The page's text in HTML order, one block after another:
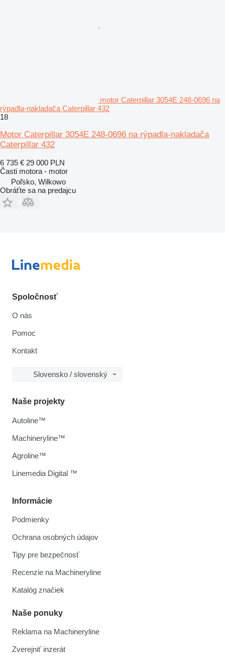
motor Caterpillar 3054E 248-0696 na
rýpadla-nakladača Caterpillar 432
18
Motor Caterpillar 3054E 248-0696 na rýpadla-nakladača
Caterpillar 432
6 735 € 29 000 PLN
Časti motora - motor
Poľsko, Wilkowo
Obráťte sa na predajcu
Spoločnosť
O nás
Pomoc
Kontakt
Slovensko / slovenský
Informácie
Podmienky
Ochrana osobných údajov
Tipy pre bezpečnosť
Recenzie na Machineryline
Katalóg značiek
Naše ponuky
Reklama na Machineryline
Zverejniť inzerát
Naše projekty
Autoline™
Machineryline™
Agroline™
Linemedia Digital ™